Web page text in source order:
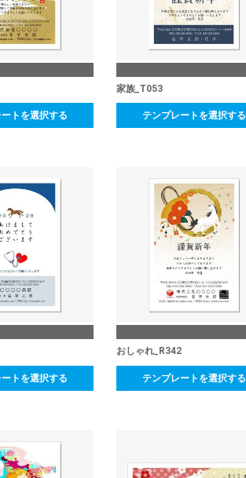
トを選択する
家族_T053
テンプレートを選択する
トを選択する
おしゃれ_R342
テンプレートを選択する